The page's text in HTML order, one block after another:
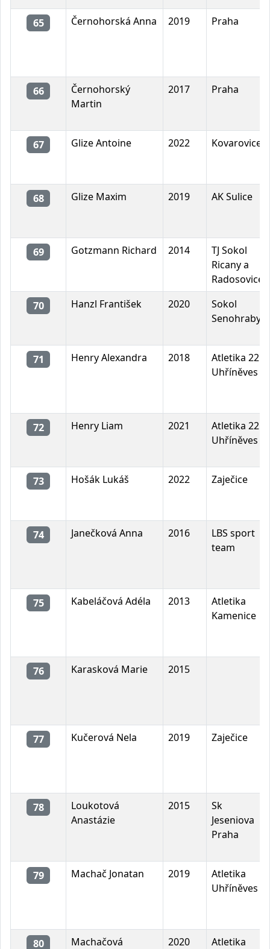
65 Černohorská Anna 2019 Praha
66
Černohorský
Martin
2017 Praha
67 Glize Antoine 2022 Kovarovice
68 Glize Maxim 2019 AK Sulice
69 Gotzmann Richard 2014
TJ Sokol
Ricany a
Radosovice
70
Hanzl František 2020
Sokol
Senohraby
71 Henry Alexandra 2018
Atletika 22
Uhříněves
72 Henry Liam 2021
Atletika 22
Uhříněves
73 Hošák Lukáš 2022 Zaječice
74 Janečková Anna 2016
LBS sport
team
75 Kabeláčová Adéla 2013
Atletika
Kamenice
76 Karasková Marie 2015
77 Kučerová Nela 2019 Zaječice
78
Loukotová
Anastázie
2015
Sk
Jeseniova
Praha
79 Machač Jonatan 2019
Atletika
Uhříněves
80 Machačová 2020 Atletika